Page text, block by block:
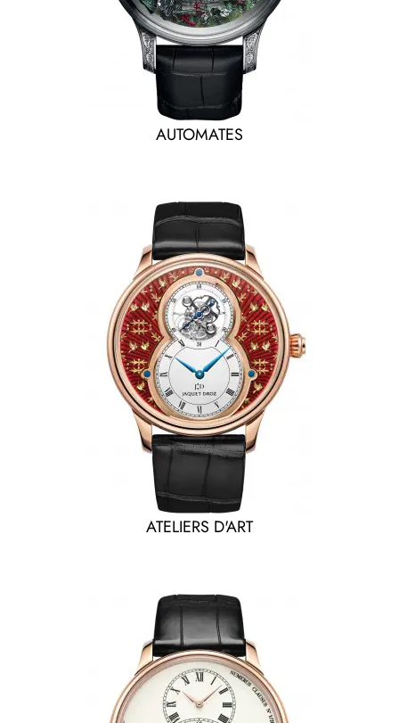
AUTOMATES
ATELIERS D'ART